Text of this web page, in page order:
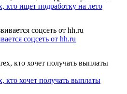
кто ищет подработку на лето
соцсеть от hh.ru
кто хочет получать выплаты